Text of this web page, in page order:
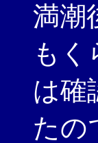
満潮
も
は確
たの